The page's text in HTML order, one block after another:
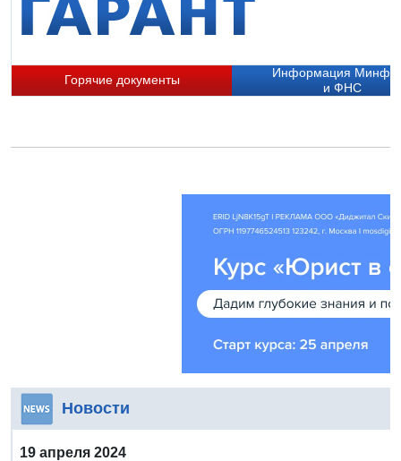
Горячие документы
Информация
и ФНС
Новости
19 апреля 2024